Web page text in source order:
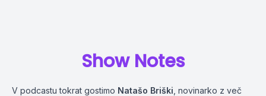
Show Notes
V podcastu tokrat gostimo Natašo Briški , novinarko z več